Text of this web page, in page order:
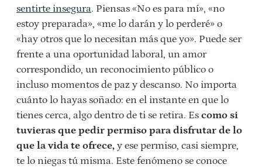
sentirte insegura. Piensas «No es para mí», «no
estoy preparada», «me lo darán y lo perderé» o
«hay otros que lo necesitan más que yo». Puede ser
frente a una oportunidad laboral, un amor
correspondido, un reconocimiento público o
incluso momentos de paz y descanso. No importa
cuánto lo hayas soñado: en el instante en que lo
tienes cerca, algo dentro de ti se retira. Es como si
tuvieras que pedir permiso para disfrutar de lo
que la vida te ofrece, y ese permiso, casi siempre,
te lo niegas tú misma. Este fenómeno se conoce